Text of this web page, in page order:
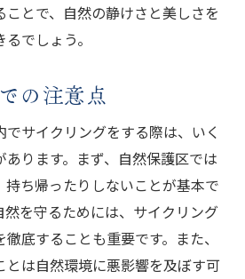
とで、自然の静けさと美しさを
でしょう。
の注意点
サイクリングをする際は、いく
ります。まず、自然保護区では
ち帰ったりしないことが基本で
然を守るためには、サイクリング
底することも重要です。また、
とは自然環境に悪影響を及ぼす可